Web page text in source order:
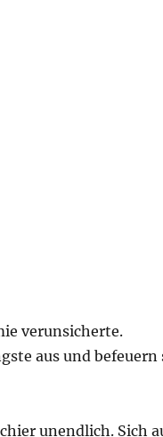
verunsicherte.
aus und befeuern
unendlich. Sich